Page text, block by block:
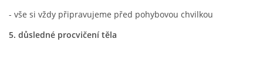
VÝTVARNÉ POMŮCKY
- vše si vždy připravujeme před pohybovou chvilkou
5. důsledné procvičení těla